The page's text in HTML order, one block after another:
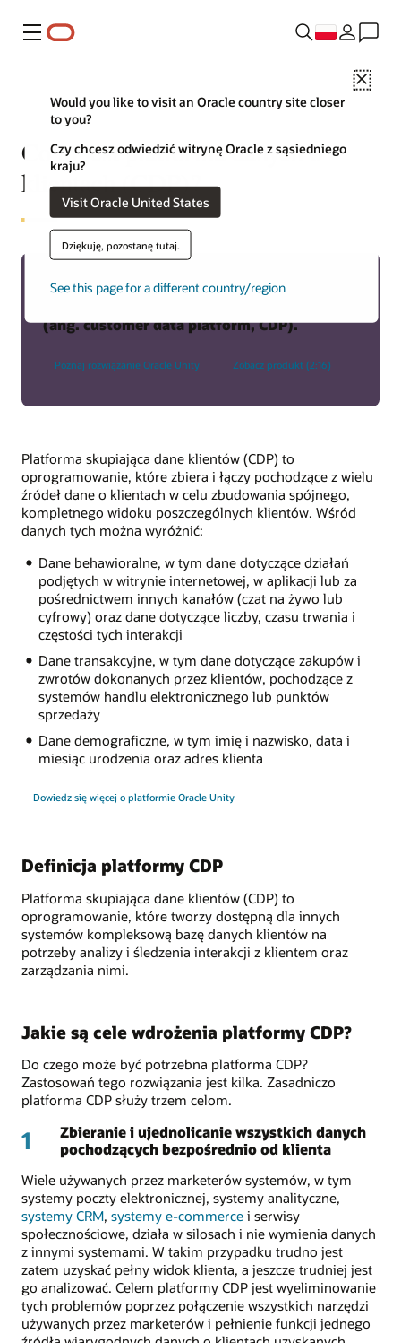
Menu
Close
Would you like to visit an Oracle country site closer
to you?
Czy chcesz odwiedzić witrynę Oracle z sąsiedniego
kraju?
Visit Oracle United States
Dziękuję, pozostanę tutaj.
See this page for a different country/region
Co to jest platforma danych o
klientach (CDP)?
Dowiedz się więcej o wiodącej w branży
(ang. customer data platform, CDP).
Poznaj rozwiązanie Oracle Unity Zobacz produkt (2:16)
Platforma skupiająca dane klientów (CDP) to
oprogramowanie, które zbiera i łączy pochodzące z wielu
źródeł dane o klientach w celu zbudowania spójnego,
kompletnego widoku poszczególnych klientów. Wśród
danych tych można wyróżnić:
Dane behawioralne, w tym dane dotyczące działań
podjętych w witrynie internetowej, w aplikacji lub za
pośrednictwem innych kanałów (czat na żywo lub
cyfrowy) oraz dane dotyczące liczby, czasu trwania i
częstości tych interakcji
Dane transakcyjne, w tym dane dotyczące zakupów i
zwrotów dokonanych przez klientów, pochodzące z
systemów handlu elektronicznego lub punktów
sprzedaży
Dane demograficzne, w tym imię i nazwisko, data i
miesiąc urodzenia oraz adres klienta
Dowiedz się więcej o platformie Oracle Unity
Definicja platformy CDP
Platforma skupiająca dane klientów (CDP) to
oprogramowanie, które tworzy dostępną dla innych
systemów kompleksową bazę danych klientów na
potrzeby analizy i śledzenia interakcji z klientem oraz
zarządzania nimi.
Jakie są cele wdrożenia platformy CDP?
Do czego może być potrzebna platforma CDP?
Zastosowań tego rozwiązania jest kilka. Zasadniczo
platforma CDP służy trzem celom.
1
Zbieranie i ujednolicanie wszystkich danych
pochodzących bezpośrednio od klienta
Wiele używanych przez marketerów systemów, w tym
systemy poczty elektronicznej, systemy analityczne,
systemy CRM, systemy e-commerce i serwisy
społecznościowe, działa w silosach i nie wymienia danych
z innymi systemami. W takim przypadku trudno jest
zatem uzyskać pełny widok klienta, a jeszcze trudniej jest
go analizować. Celem platformy CDP jest wyeliminowanie
tych problemów poprzez połączenie wszystkich narzędzi
używanych przez marketerów i pełnienie funkcji jednego